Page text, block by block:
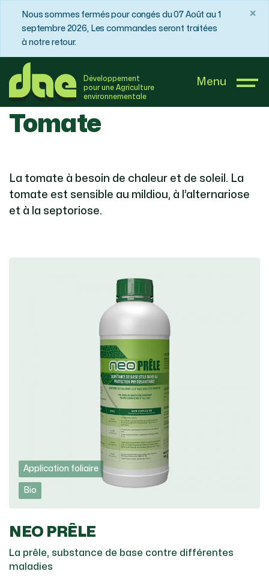
Nous sommes fermés pour congés du 07 Août au 1
septembre 2026, Les commandes seront traitées
à notre retour.
×
Développement
pour une Agriculture
environnementale
Menu
DAE France Boutique Tomate
Tomate
La tomate à besoin de chaleur et de soleil. La
tomate est sensible au mildiou, à l’alternariose
et à la septoriose.
Application foliaire
Bio
NEO PRÊLE
La prêle, substance de base contre différentes
maladies